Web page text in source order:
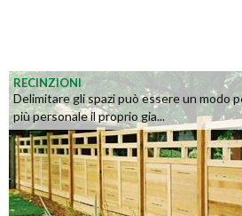
RECINZIONI
Delimitare gli spazi può essere un modo
più personale il proprio gia...